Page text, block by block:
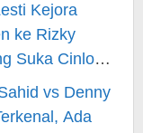
Kejora
ke Rizky
Suka Cinlok?
vs Denny
Ada